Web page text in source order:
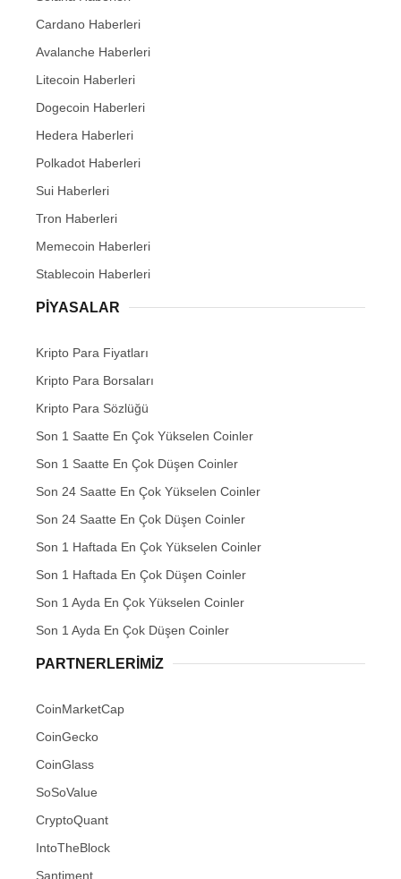
Cardano Haberleri
Avalanche Haberleri
Litecoin Haberleri
Dogecoin Haberleri
Hedera Haberleri
Polkadot Haberleri
Sui Haberleri
Tron Haberleri
Memecoin Haberleri
Stablecoin Haberleri
PIYASALAR
Kripto Para Fiyatları
Kripto Para Borsaları
Kripto Para Sözlüğü
Son 1 Saatte En Çok Yükselen Coinler
Son 1 Saatte En Çok Düşen Coinler
Son 24 Saatte En Çok Yükselen Coinler
Son 24 Saatte En Çok Düşen Coinler
Son 1 Haftada En Çok Yükselen Coinler
Son 1 Haftada En Çok Düşen Coinler
Son 1 Ayda En Çok Yükselen Coinler
Son 1 Ayda En Çok Düşen Coinler
PARTNERLERIMIZ
CoinMarketCap
CoinGecko
CoinGlass
SoSoValue
CryptoQuant
IntoTheBlock
Santiment